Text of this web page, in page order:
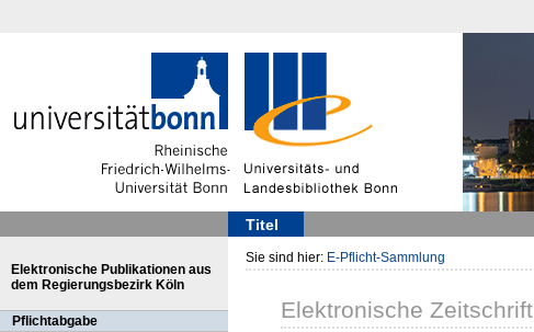
Titel
Elektronische Publikationen aus
dem Regierungsbezirk Köln
Pflichtabgabe
Sie sind hier: E-Pflicht-Sammlung
Elektronische Zeitschrift